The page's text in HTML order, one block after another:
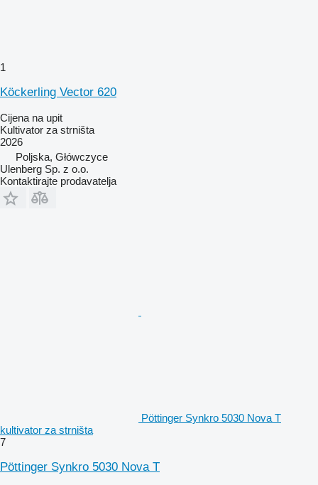
1
Köckerling Vector 620
Cijena na upit
Kultivator za strništa
2026
Poljska, Główczyce
Ulenberg Sp. z o.o.
Kontaktirajte prodavatelja
Pöttinger Synkro 5030 Nova T
kultivator za strništa
7
Pöttinger Synkro 5030 Nova T